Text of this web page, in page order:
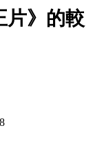
片》的較